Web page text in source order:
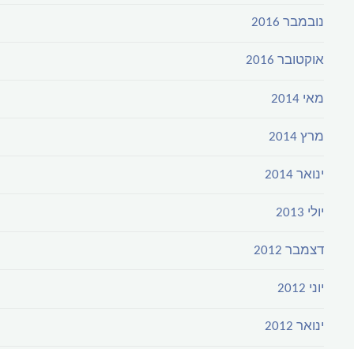
נובמבר 2016
אוקטובר 2016
מאי 2014
מרץ 2014
ינואר 2014
יולי 2013
דצמבר 2012
יוני 2012
ינואר 2012